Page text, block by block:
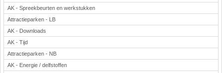
AK - Spreekbeurten en werkstukken
Attractieparken - LB
AK - Downloads
AK - Tijd
Attractieparken - NB
AK - Energie / delfstoffen